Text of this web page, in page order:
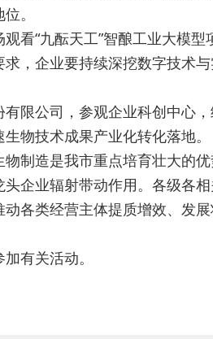
。
看“九酝天工”智酿工业大模
，企业要持续深挖数字技术
限公司，参观企业科创中心
物技术成果产业化转化落地。
制造是我市重点培育壮大的
企业辐射带动作用。各级各
各类经营主体提质增效、发
有关活动。